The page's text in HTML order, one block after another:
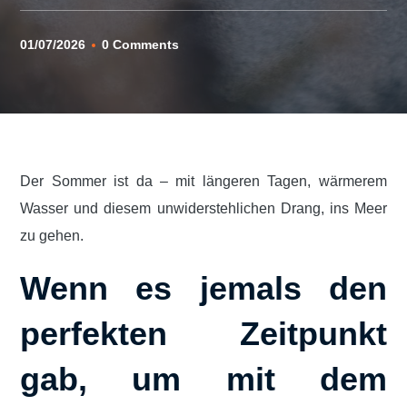
01/07/2026 0 Comments
Der Sommer ist da – mit längeren Tagen, wärmerem
Wasser und diesem unwiderstehlichen Drang, ins Meer
zu gehen.
Wenn es jemals den
perfekten Zeitpunkt
gab, um mit dem